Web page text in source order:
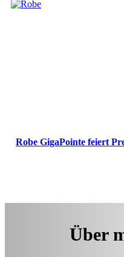
Robe GigaPointe feiert
Über